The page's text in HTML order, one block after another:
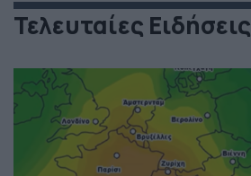
Τελευταίες Ειδήσεις